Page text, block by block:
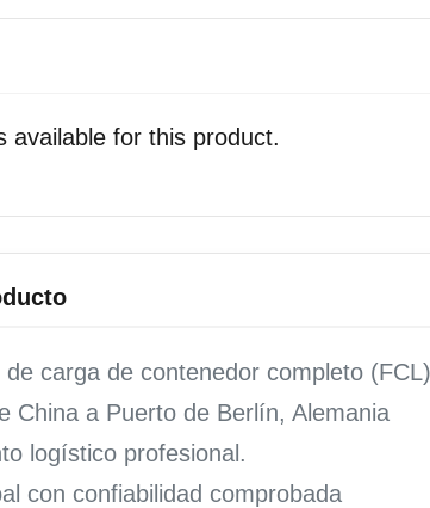
available for this product.
carga de contenedor completo (FCL)
China a Puerto de Berlín, Alemania
logístico profesional.
con confiabilidad comprobada